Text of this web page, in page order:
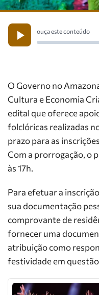
ouça este conteúdo
O Governo no
Cultura e Economia
edital que oferece
folclóricas realizadas
prazo para as
Com a prorrogação, o
às 17h.
Para efetuar a
sua documentação
comprovante de
fornecer uma
atribuição como
festividade em